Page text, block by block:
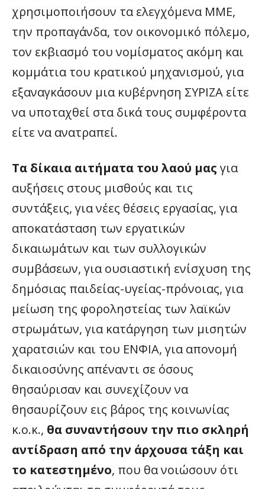
χρησιμοποιήσουν τα ελεγχόμενα ΜΜΕ,
την προπαγάνδα, τον οικονομικό πόλεμο,
τον εκβιασμό του νομίσματος ακόμη και
κομμάτια του κρατικού μηχανισμού, για
εξαναγκάσουν μια κυβέρνηση ΣΥΡΙΖΑ είτε
να υποταχθεί στα δικά τους συμφέροντα
είτε να ανατραπεί.
Τα δίκαια αιτήματα του λαού μαςγια
αυξήσεις στους μισθούς και τις
συντάξεις, για νέες θέσεις εργασίας, για
αποκατάσταση των εργατικών
δικαιωμάτων και των συλλογικών
συμβάσεων, για ουσιαστική ενίσχυση της
δημόσιας παιδείας-υγείας-πρόνοιας, για
μείωση της φοροληστείας των λαϊκών
στρωμάτων, για κατάργηση των μισητών
χαρατσιών και του ΕΝΦΙΑ, για απονομή
δικαιοσύνης απέναντι σε όσους
θησαύρισαν και συνεχίζουν να
θησαυρίζουν εις βάρος της κοινωνίας
κ.ο.κ., θα συναντήσουν την πιο σκληρή
αντίδραση από την άρχουσα τάξη και
το κατεστημένο, που θα νοιώσουν ότι